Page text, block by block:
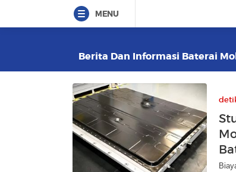
MENU
Berita Dan Informasi Baterai